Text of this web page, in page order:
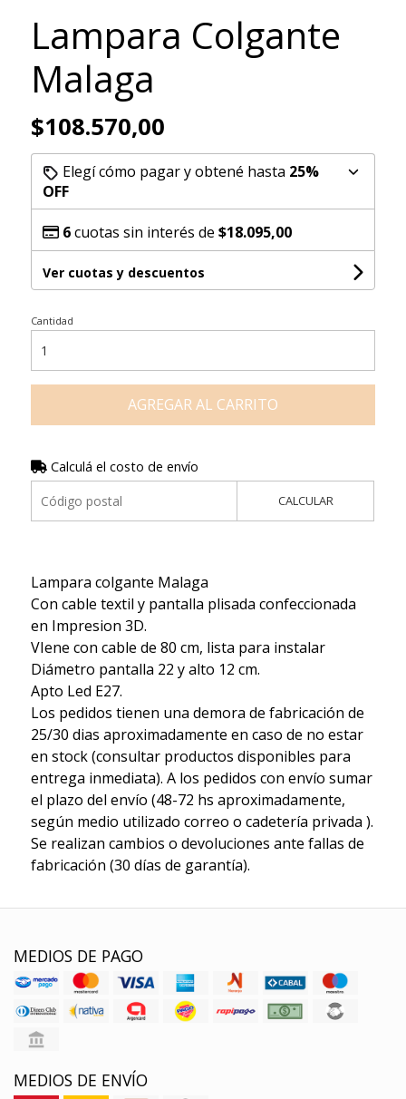
Lampara Colgante
Malaga
$108.570,00
Elegí cómo pagar y obtené hasta 25%
OFF
6cuotas sin interés de $18.095,00
Ver cuotas y descuentos
Cantidad
AGREGAR AL CARRITO
Calculá el costo de envío
CALCULAR
Lampara colgante Malaga
Con cable textil y pantalla plisada confeccionada
en Impresion 3D.
VIene con cable de 80 cm, lista para instalar
Diámetro pantalla 22 y alto 12 cm.
Apto Led E27.
Los pedidos tienen una demora de fabricación de
25/30 dias aproximadamente en caso de no estar
en stock (consultar productos disponibles para
entrega inmediata). A los pedidos con envío sumar
el plazo del envío (48-72 hs aproximadamente,
según medio utilizado correo o cadetería privada ).
Se realizan cambios o devoluciones ante fallas de
fabricación (30 días de garantía).
MEDIOS DE PAGO
MEDIOS DE ENVÍO